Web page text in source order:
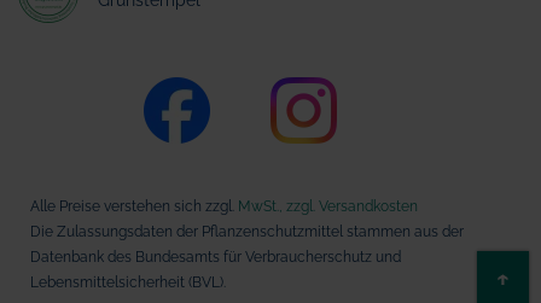
Alle Preise verstehen sich zzgl. MwSt., zzgl. Versandkosten
Die Zulassungsdaten der Pflanzenschutzmittel stammen aus der
Datenbank des Bundesamts für Verbraucherschutz und
Lebensmittelsicherheit (BVL).
↑